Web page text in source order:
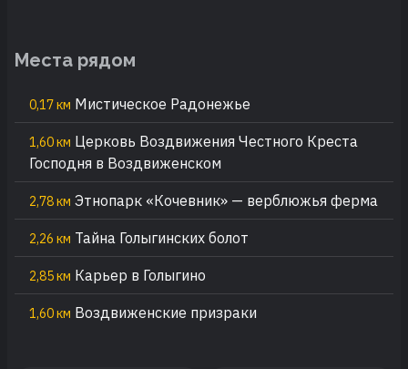
Места рядом
0,17 км Мистическое Радонежье
1,60 км Церковь Воздвижения Честного Креста
Господня в Воздвиженском
2,78 км Этнопарк «Кочевник» — верблюжья ферма
2,26 км Тайна Голыгинских болот
2,85 км Карьер в Голыгино
1,60 км Воздвиженские призраки